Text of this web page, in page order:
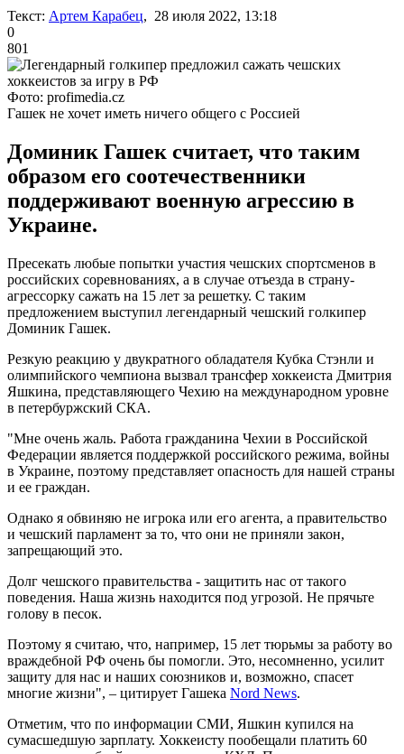
Текст: Артем Карабец, 28 июля 2022, 13:18
0
801
Фото: profimedia.cz
Гашек не хочет иметь ничего общего с Россией
Доминик Гашек считает, что таким
образом его соотечественники
поддерживают военную агрессию в
Украине.
Пресекать любые попытки участия чешских спортсменов в
российских соревнованиях, а в случае отъезда в страну-
агрессорку сажать на 15 лет за решетку. С таким
предложением выступил легендарный чешский голкипер
Доминик Гашек.
Резкую реакцию у двукратного обладателя Кубка Стэнли и
олимпийского чемпиона вызвал трансфер хоккеиста Дмитрия
Яшкина, представляющего Чехию на международном уровне
в петербуржский СКА.
"Мне очень жаль. Работа гражданина Чехии в Российской
Федерации является поддержкой российского режима, войны
в Украине, поэтому представляет опасность для нашей страны
и ее граждан.
Однако я обвиняю не игрока или его агента, а правительство
и чешский парламент за то, что они не приняли закон,
запрещающий это.
Долг чешского правительства - защитить нас от такого
поведения. Наша жизнь находится под угрозой. Не прячьте
голову в песок.
Поэтому я считаю, что, например, 15 лет тюрьмы за работу во
враждебной РФ очень бы помогли. Это, несомненно, усилит
защиту для нас и наших союзников и, возможно, спасет
многие жизни", – цитирует Гашека Nord News.
Отметим, что по информации СМИ, Яшкин купился на
сумасшедшую зарплату. Хоккеисту пообещали платить 60